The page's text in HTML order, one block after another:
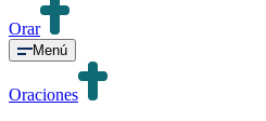
Orar
Menú
Oraciones